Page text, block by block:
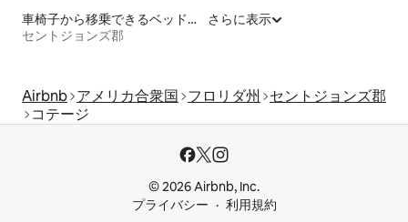
車椅子から移乗できるベッドがある宿泊施設
セントジョンズ郡
さらに表示
Airbnb アメリカ合衆国 フロリダ州
セントジョンズ郡
コテージ
© 2026 Airbnb, Inc.
プライバシー
利用規約